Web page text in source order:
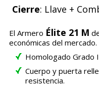
Cierre: Llave +
El Armero Élite 21 M
económicas del mercado.
Homologado Grado
Cuerpo y puerta
resistencia.